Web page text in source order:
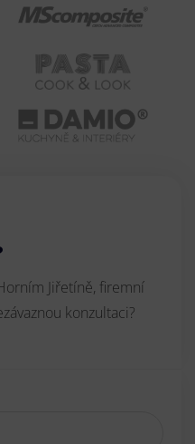
Jiřetíně, firemní
konzultaci?